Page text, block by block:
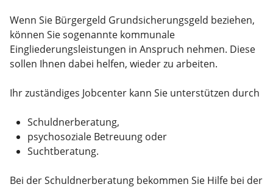
Wenn Sie Bürgergeld Grundsicherungsgeld beziehen,
können Sie sogenannte kommunale
Eingliederungsleistungen in Anspruch nehmen. Diese
sollen Ihnen dabei helfen, wieder zu arbeiten.
Ihr zuständiges Jobcenter kann Sie unterstützen durch
Schuldnerberatung,
psychosoziale Betreuung oder
Suchtberatung.
Bei der Schuldnerberatung bekommen Sie Hilfe bei der